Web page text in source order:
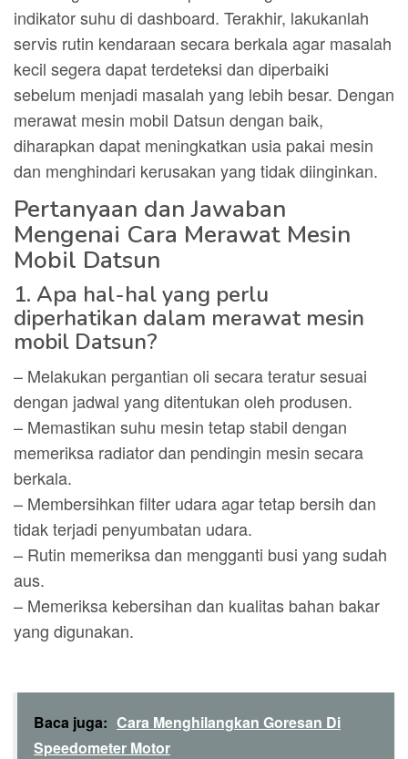
indikator suhu di dashboard. Terakhir, lakukanlah
servis rutin kendaraan secara berkala agar masalah
kecil segera dapat terdeteksi dan diperbaiki
sebelum menjadi masalah yang lebih besar. Dengan
merawat mesin mobil Datsun dengan baik,
diharapkan dapat meningkatkan usia pakai mesin
dan menghindari kerusakan yang tidak diinginkan.
Pertanyaan dan Jawaban
Mengenai Cara Merawat Mesin
Mobil Datsun
1. Apa hal-hal yang perlu
diperhatikan dalam merawat mesin
mobil Datsun?
– Melakukan pergantian oli secara teratur sesuai
dengan jadwal yang ditentukan oleh produsen.
– Memastikan suhu mesin tetap stabil dengan
memeriksa radiator dan pendingin mesin secara
berkala.
– Membersihkan filter udara agar tetap bersih dan
tidak terjadi penyumbatan udara.
– Rutin memeriksa dan mengganti busi yang sudah
aus.
– Memeriksa kebersihan dan kualitas bahan bakar
yang digunakan.
Baca juga: Cara Menghilangkan Goresan Di
Speedometer Motor